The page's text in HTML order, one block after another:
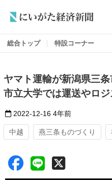
総合トップ 特設コーナー
ヤマト運輸が新潟県三
市立大学では運送やロ
2022-12-16 4年前
中越 燕三条ものづくり